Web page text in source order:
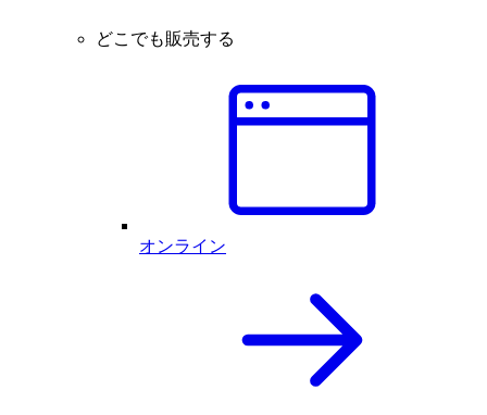
どこでも販売する
オンライン